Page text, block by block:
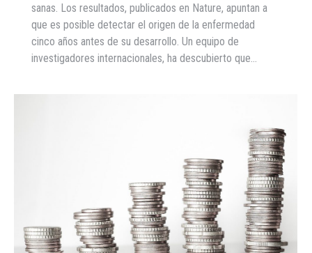
sanas. Los resultados, publicados en Nature, apuntan a
que es posible detectar el origen de la enfermedad
cinco años antes de su desarrollo. Un equipo de
investigadores internacionales, ha descubierto que…